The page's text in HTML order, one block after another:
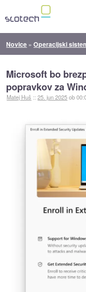
Novice »Operacijski
Microsoft bo
popravkov za
Matej Huš ::25. jun 2025ob